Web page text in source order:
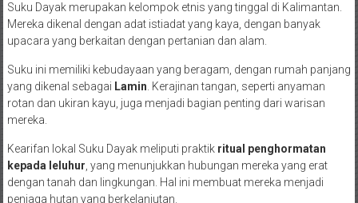
Suku Dayak merupakan kelompok etnis yang tinggal di Kalimantan.
Mereka dikenal dengan adat istiadat yang kaya, dengan banyak
upacara yang berkaitan dengan pertanian dan alam.
Suku ini memiliki kebudayaan yang beragam, dengan rumah panjang
yang dikenal sebagai Lamin. Kerajinan tangan, seperti anyaman
rotan dan ukiran kayu, juga menjadi bagian penting dari warisan
mereka.
Kearifan lokal Suku Dayak meliputi praktik ritual penghormatan
kepada leluhur, yang menunjukkan hubungan mereka yang erat
dengan tanah dan lingkungan. Hal ini membuat mereka menjadi
penjaga hutan yang berkelanjutan.